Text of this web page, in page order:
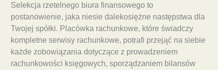
Selekcja rzetelnego biura finansowego to
postanowienie, jaka niesie dalekosiężne następstwa dla
Twojej spółki. Placówka rachunkowe, które świadczy
kompletne serwisy rachunkowe, potrafi przejąć na siebie
każde zobowiązania dotyczące z prowadzeniem
rachunkowości księgowych, sporządzaniem bilansów